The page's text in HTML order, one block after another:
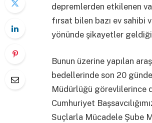
depremlerden etkilenen
fırsat bilen bazı ev sahibi
yönünde şikayetler geldiği
Bunun üzerine yapılan
bedellerinde son 20
Müdürlüğü görevlilerince
Cumhuriyet
Suçlarla Mücadele Şube